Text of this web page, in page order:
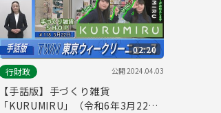
02:20
行財政
公開2024.04.03
【手話版】手づくり雑貨
「KURUMIRU」（令和6年3月22日